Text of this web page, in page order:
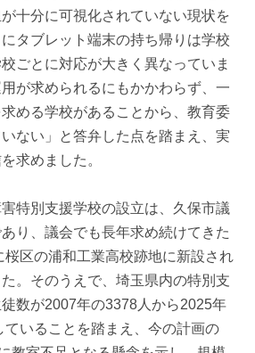
十分に可視化されていない現状を
タブレット端末の持ち帰りは学校
ごとに対応が大きく異なっていま
が求められるにもかかわらず、一
める学校があることから、教育委
ない」と答弁した点を踏まえ、実
求めました。
特別支援学校の設立は、久保市議
り、議会でも長年求め続けてきた
桜区の浦和工業高校跡地に新設され
。そのうえで、埼玉県内の特別支
数が2007年の3378人から2025年
ていることを踏まえ、今の計画の